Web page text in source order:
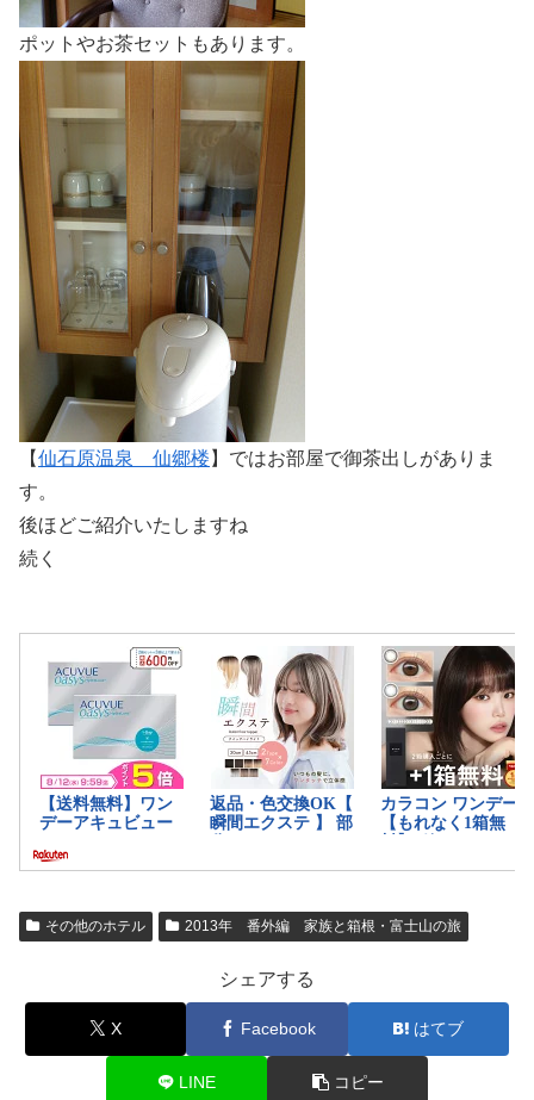
ポットやお茶セットもあります。
【仙石原温泉 仙郷楼 】ではお部屋で御茶出しがありま
す。
後ほどご紹介いたしますね
続く
その他のホテル 2013年 番外編 家族と箱根・富士山の旅
シェアする
X Facebook はてブ
LINE コピー